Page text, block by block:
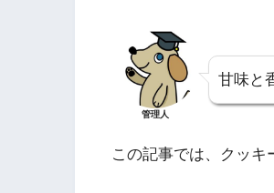
管理人
甘味と
この記事では、クッキ